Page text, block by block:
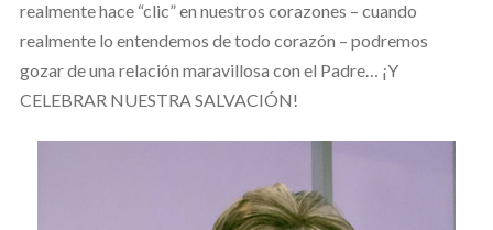
realmente hace “clic” en nuestros corazones – cuando
realmente lo entendemos de todo corazón – podremos
gozar de una relación maravillosa con el Padre… ¡Y
CELEBRAR NUESTRA SALVACIÓN!